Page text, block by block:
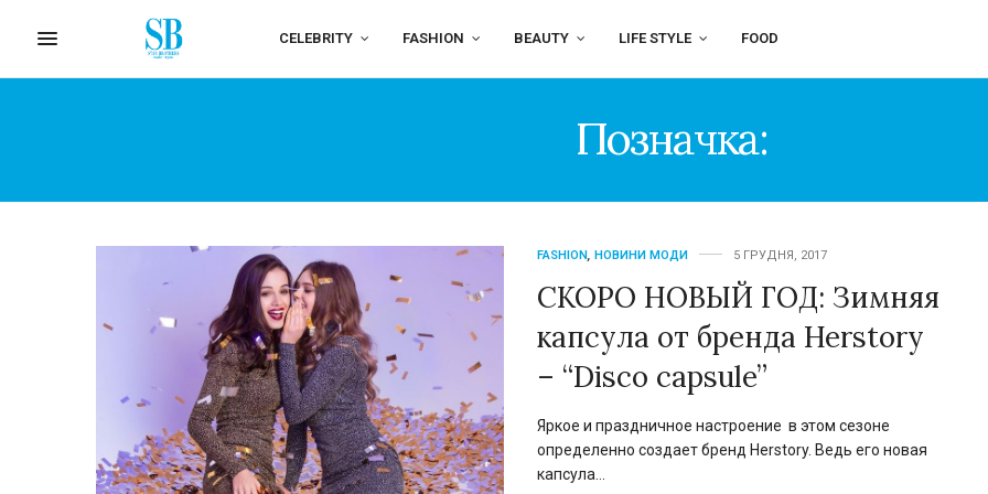
CELEBRITY FASHION BEAUTY LIFE STYLE FOOD
Позначка:
FASHION, НОВИНИ МОДИ 5 ГРУДНЯ, 2017
СКОРО НОВЫЙ ГОД: Зимняя
капсула от бренда Herstory
– “Disco capsule”
Яркое и праздничное настроение в этом сезоне
определенно создает бренд Herstory. Ведь его новая
капсула…